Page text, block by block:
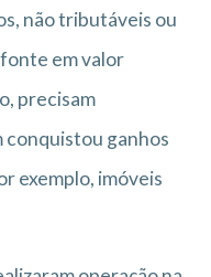
não tributáveis ou
em valor
precisam
conquistou ganhos
exemplo, imóveis